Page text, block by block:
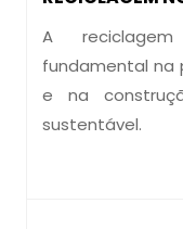
A
fundamental na
e na
sustentável.